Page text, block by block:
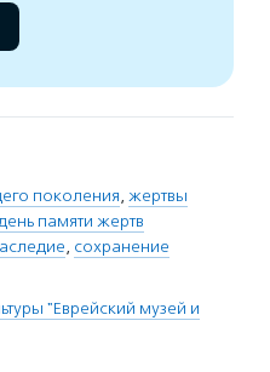
поколения, жертвы
памяти жертв
, сохранение
"Еврейский музей и